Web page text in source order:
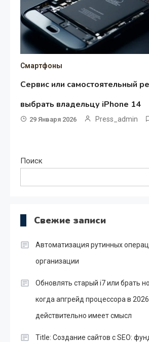
Смартфоны
Сервис или самостоятельный
выбрать владельцу iPhone 14
29 Января 2026 Press_admin
Поиск
Свежие записи
Автоматизация рутинных
организации
Обновлять старый i7 или брать
когда апгрейд процессора в
действительно имеет смысл
Title: Создание сайтов с SEO: